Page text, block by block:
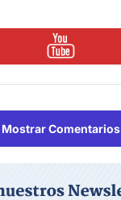
Mostrar Comentarios